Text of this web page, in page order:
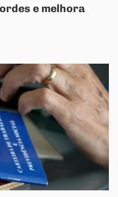
e melhora